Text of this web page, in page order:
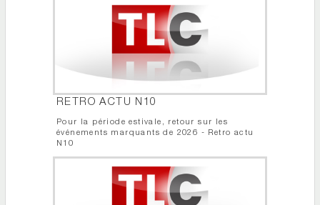
RETRO ACTU N10
Pour la période estivale, retour sur les
événements marquants de 2026 - Retro actu
N10